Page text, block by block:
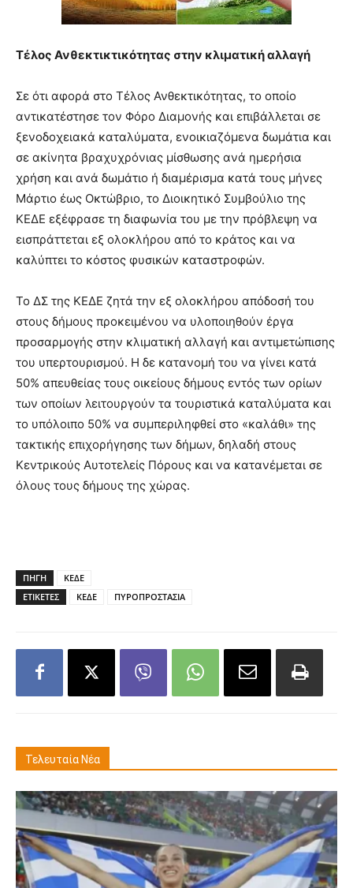
Τέλος Ανθεκτικτικότητας στην κλιματική αλλαγή
Σε ότι αφορά στο Τέλος Ανθεκτικότητας, το οποίο
αντικατέστησε τον Φόρο Διαμονής και επιβάλλεται σε
ξενοδοχειακά καταλύματα, ενοικιαζόμενα δωμάτια και
σε ακίνητα βραχυχρόνιας μίσθωσης ανά ημερήσια
χρήση και ανά δωμάτιο ή διαμέρισμα κατά τους μήνες
Μάρτιο έως Οκτώβριο, το Διοικητικό Συμβούλιο της
ΚΕΔΕ εξέφρασε τη διαφωνία του με την πρόβλεψη να
εισπράττεται εξ ολοκλήρου από το κράτος και να
καλύπτει το κόστος φυσικών καταστροφών.
Το ΔΣ της ΚΕΔΕ ζητά την εξ ολοκλήρου απόδοσή του
στους δήμους προκειμένου να υλοποιηθούν έργα
προσαρμογής στην κλιματική αλλαγή και αντιμετώπισης
του υπερτουρισμού. Η δε κατανομή του να γίνει κατά
50% απευθείας τους οικείους δήμους εντός των ορίων
των οποίων λειτουργούν τα τουριστικά καταλύματα και
το υπόλοιπο 50% να συμπεριληφθεί στο «καλάθι» της
τακτικής επιχορήγησης των δήμων, δηλαδή στους
Κεντρικούς Αυτοτελείς Πόρους και να κατανέμεται σε
όλους τους δήμους της χώρας.
ΠΗΓΗ
ΚΕΔΕ
ΕΤΙΚΕΤΕΣ
ΚΕΔΕ ΠΥΡΟΠΡΟΣΤΑΣΙΑ
Τελευταία Νέα